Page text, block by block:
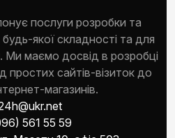
послуги розробки та
якої складності та для
Ми маємо досвід в розробці
простих сайтів-візиток до
магазинів.
561 55 59